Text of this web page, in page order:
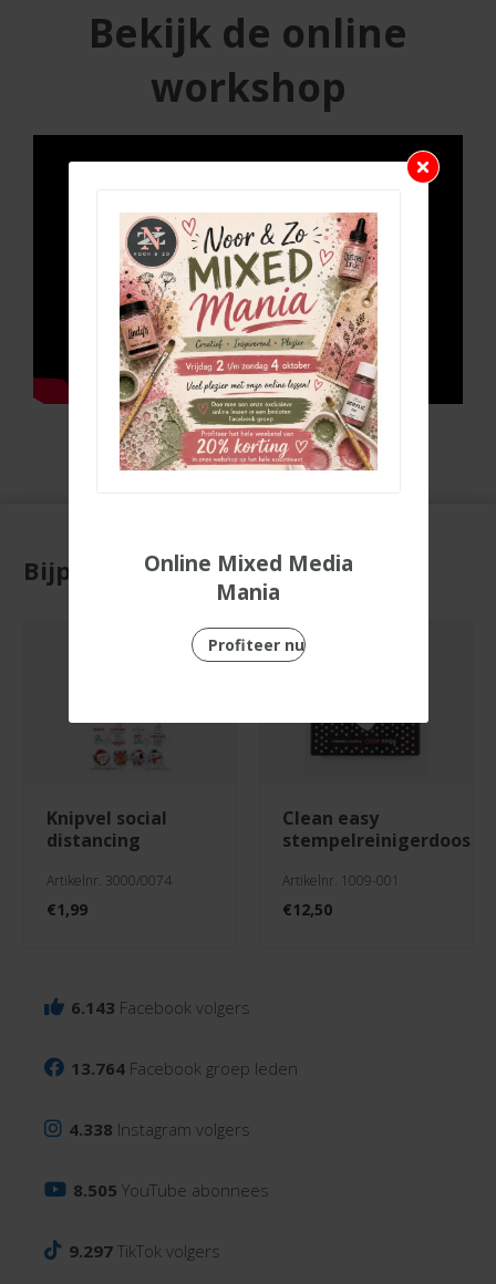
Bekijk de online
workshop
Bijpassende producten
knipvel social
distancing
Artikelnr. 3000/0074
€1,99
clean easy
stempelreinigerdoos
Artikelnr. 1009-001
€12,50
6.143 Facebook volgers
13.764 Facebook groep leden
4.338 Instagram volgers
8.505 YouTube abonnees
9.297 TikTok volgers
Online Mixed Media
Mania
Profiteer nu